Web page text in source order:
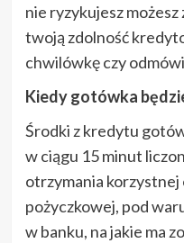
nie ryzykujesz możesz
twoją zdolność
chwilówkę czy
Kiedy gotówka
Środki z kredytu
w ciągu 15 minut
otrzymania korzystnej
pożyczkowej, pod
w banku, na jakie ma